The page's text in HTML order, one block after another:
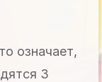
означает,
3